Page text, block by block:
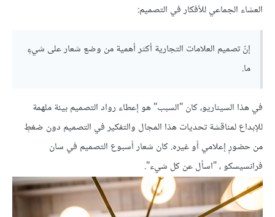
العشاء الجماعي للأفكار في التصميم:
إنّ تصميم العلامات التجارية أكثر أهمية من وضع شعار على شيءٍ
ما.
في هذا السيناريو، كان "السبب" هو إعطاء رواد التصميم بيئة ملهمة
للإبداع لمناقشة تحديات هذا المجال والتفكير في التصميم دون ضغطٍ
من حضورٍ إعلامي أو غيره. كان شعار أسبوع التصميم في سان
فرانسيسكو ، "اسأل عن كل شيء".